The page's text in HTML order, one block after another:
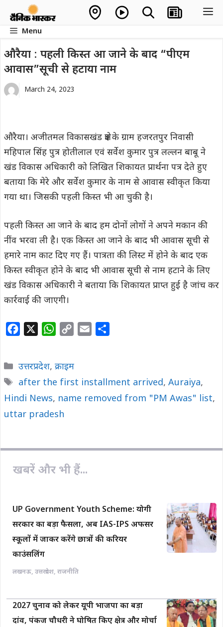
contentMenu
औरैया : पहली किस्त आ जाने के बाद “पीएम
आवास”सूची से हटाया नाम
March 24, 2023
औरैया। अजीतमल विकासखंड क्षेत्र के ग्राम हजरतपुर निवासी
महिपाल सिंह पुत्र होतीलाल एवं सर्वेश कुमार पुत्र लल्लन बाबू ने
खंड विकास अधिकारी को लिखित शिकायत प्रार्थना पत्र देते हुए
बताया कि मेरे और सर्वेश कुमार के नाम से आवास स्वीकृत किया
गया था। जिसकी पहली किस्त भी आ चुकी है।
पहली किस्त आ जाने के बाद हम दोनों लोगों ने अपने मकान की
नींव भरवा ली है। एक किस्त आ जाने के बाद भी आवास सूची से
हमारे नाम काट दिए गए हैं। पात्रता की लिस्ट में होने के बाद एक
किस्त स्वीकृत होने के बाद भी आवास सूची से नाम हटाने के लिए
खंड विकास अधिकारी ने बताया कि शिकायत प्राप्त हुई है जांच कर
कार्रवाई की जाएगी।
e
b
o
o
W
t
s
A
p
L
i
l
e
Categories
उत्तरप्रदेश, क्राइम
Tags
after the first installment arrived, Auraiya,
Hindi News, name removed from "PM Awas" list,
uttar pradesh
खबरें और भी हैं...
UP Government Youth Scheme: योगी
सरकार का बड़ा फैसला, अब IAS-IPS अफसर
स्कूलों में जाकर करेंगे छात्रों की करियर
काउंसलिंग
लखनऊ, उत्तरप्रदेश, राजनीति
2027 चुनाव को लेकर यूपी भाजपा का बड़ा
दांव, पंकज चौधरी ने घोषित किए क्षेत्र और मोर्चा